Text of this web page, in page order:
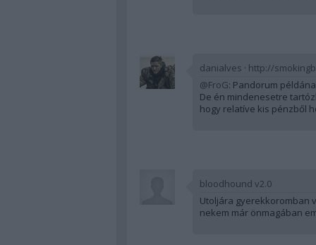
danialves · http://
@FroG: Pandorum
De én mindenesetre
hogy relatíve kis pénzből
bloodhound v2.0
Utoljára gyerekkoromban
nekem már önmagában